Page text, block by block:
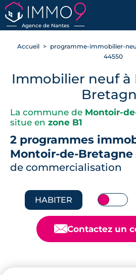
Agence de Nantes
RETOUR
Accueil
programme-immobilier-
44550
Immobilier neuf
La commune de Montoir-
situe en zone B1
2 programmes
Montoir-de-Bretagne
de commercialisation
HABITER
📧Contactez un